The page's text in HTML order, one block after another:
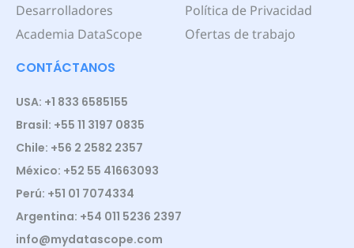
Desarrolladores
Academia DataScope
Política de Privacidad
Ofertas de trabajo
CONTÁCTANOS
USA: +1 833 6585155
Brasil: +55 11 3197 0835
Chile: +56 2 2582 2357
México: +52 55 41663093
Perú: +51 01 7074334
Argentina: +54 011 5236 2397
info@mydatascope.com